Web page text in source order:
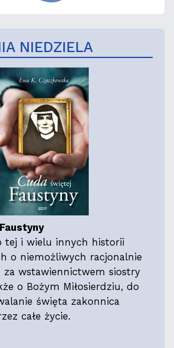
NIEDZIELA
tej i wielu innych historii
o niemożliwych racjonalnie
za wstawiennictwem siostry
o Bożym Miłosierdziu, do
święta zakonnica
całe życie.